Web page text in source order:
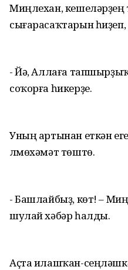
Миңлехан, кешеләрҙең
сығарасаҡтарын
- Йә, Аллаға
соҡорға һикерҙе.
Уның артынан еткән
Әлмөхәмәт төштө.
- Башлайбыҙ, көт! –
шулай хәбәр һалды.
Аҫта илашҡан-